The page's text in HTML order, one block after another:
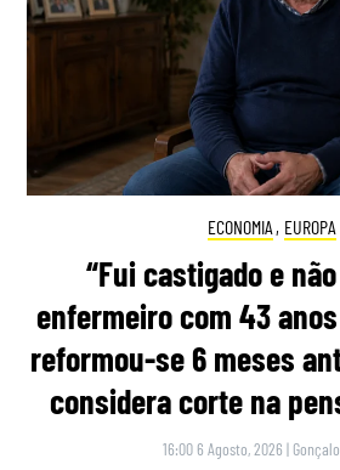
ECONOMIA , EUROPA
“Fui castigado e
enfermeiro com 43
reformou-se 6 meses
considera corte na
16:00 6 Agosto, 2026 |